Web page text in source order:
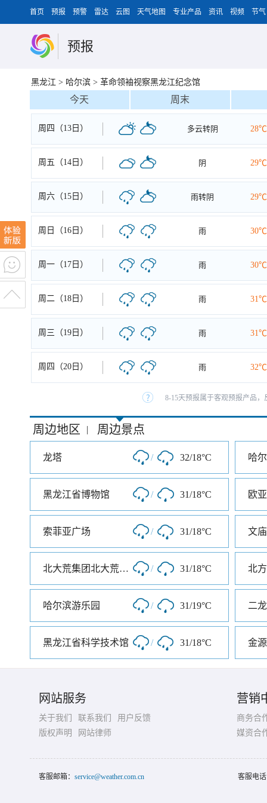
首页 预报 预警 雷达 云图 天气地图 专业产品 资讯 视频 节气
预报
黑龙江 > 哈尔滨 > 革命领袖视察黑龙江纪念馆
今天 周末
周四（13日） 多云转阴 28℃
周五（14日） 阴 29℃
周六（15日） 雨转阴 29℃
周日（16日） 雨 30℃
周一（17日） 雨 30℃
周二（18日） 雨 31℃
周三（19日） 雨 31℃
周四（20日） 雨 32℃
8-15天预报属于客观预报产品
周边地区 | 周边景点
龙塔 / 32/18°C
黑龙江省博物馆 / 31/18°C 欧
索菲亚广场 / 31/18°C 文庙
北大荒集团北大荒现代农业园 / 31/18°C 北
哈尔滨游乐园 / 31/19°C 二
黑龙江省科学技术馆 / 31/18°C 金
网站服务
关于我们 联系我们
用户反馈
版权声明
网站律师
营销
商务合
媒资合
客服邮箱： service@weather.com.cn 客服电